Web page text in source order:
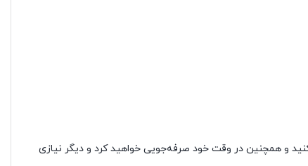
و همچنین در وقت خود صرفه‌جویی خواهید کرد و دیگر نیازی